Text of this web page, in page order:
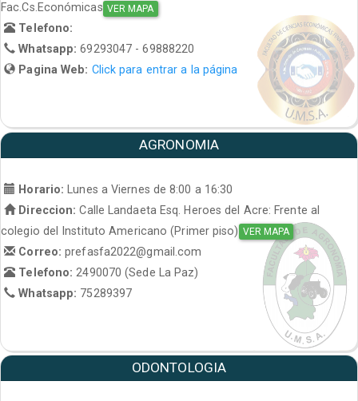
Fac.Cs.Económicas VER MAPA
Telefono:
Whatsapp:69293047 - 69888220
Pagina Web: Click para entrar a la página
AGRONOMIA
Horario:
Lunes a Viernes de 8:00 a 16:30
Direccion: Calle Landaeta Esq. Heroes del Acre: Frente al
colegio del Instituto Americano (Primer piso) VER MAPA
Correo:prefasfa2022@gmail.com
Telefono: 2490070 (Sede La Paz)
Whatsapp: 75289397
ODONTOLOGIA